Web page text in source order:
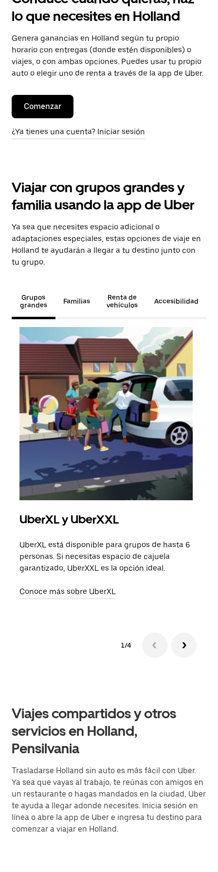
lo que necesites en Holland
Genera ganancias en Holland según tu propio
horario con entregas (donde estén disponibles) o
viajes, o con ambas opciones. Puedes usar tu propio
auto o elegir uno de renta a través de la app de Uber.
Comenzar
¿Ya tienes una cuenta? Iniciar sesión
Viajar con grupos grandes y
familia usando la app de Uber
Ya sea que necesites espacio adicional o
adaptaciones especiales, estas opciones de viaje en
Holland te ayudarán a llegar a tu destino junto con
tu grupo.
Grupos
grandes
Familias
Renta de
vehículos
Accesibilidad
UberXL y UberXXL
UberXL está disponible para grupos de hasta 6
personas. Si necesitas espacio de cajuela
garantizado, UberXXL es la opción ideal.
Conoce más sobre UberXL
1/4
Viajes compartidos y otros
servicios en Holland,
Pensilvania
Trasladarse Holland sin auto es más fácil con Uber.
Ya sea que vayas al trabajo, te reúnas con amigos en
un restaurante o hagas mandados en la ciudad, Uber
te ayuda a llegar adonde necesites. Inicia sesión en
línea o abre la app de Uber e ingresa tu destino para
comenzar a viajar en Holland.